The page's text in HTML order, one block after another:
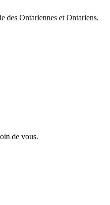
des Ontariennes et Ontariens.
de vous.